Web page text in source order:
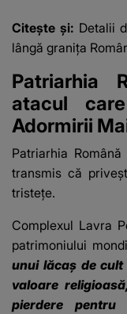
Citește și: Detalii
lângă granița
Patriarhia
atacul
Adormirii
Patriarhia
transmis că
tristețe.
Complexul Lavra
patrimoniului
unui lăcaş de
valoare
pierdere